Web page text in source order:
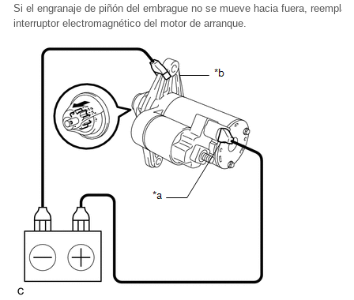
Si el engranaje de piñón del embrague no se mueve hacia fuera,
interruptor electromagnético del motor de arranque.